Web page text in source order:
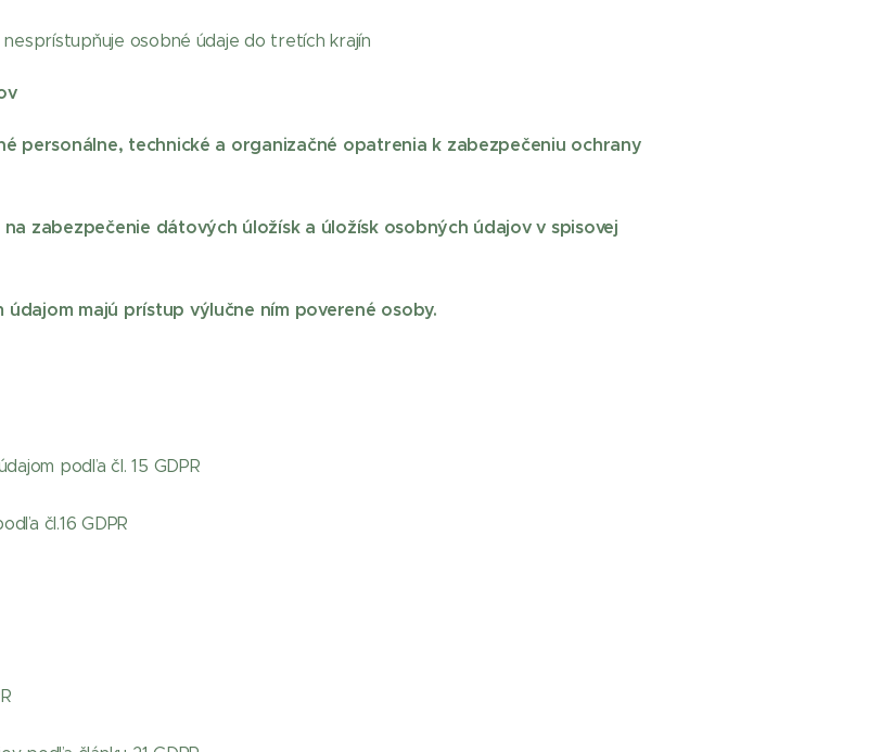
osobné údaje do tretích krajín
personálne, technické a organizačné opatrenia k zabezpečeniu ochrany
zabezpečenie dátových úložísk a úložísk osobných údajov v spisovej
majú prístup výlučne ním poverené osoby.
podľa čl. 15 GDPR
čl.16 GDPR